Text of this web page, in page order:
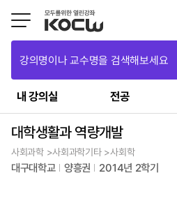
강의명이나 교수명을 검색해보세요
내 강의실 전공
대학생활과 역량개발
사회과학 >사회과학기타 >사회학
대구대학교 양흥권 2014년 2학기